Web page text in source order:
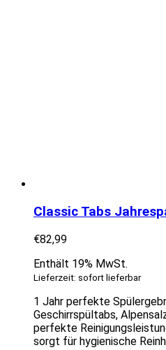
Classic Tabs
€82,99
Enthält 19% MwSt.
Lieferzeit: sofort lieferbar
1 Jahr perfekte
Geschirrspültabs,
perfekte
sorgt für hygienische